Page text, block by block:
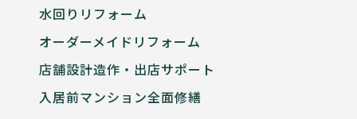
水回りリフォーム
オーダーメイドリフォーム
店舗設計造作・出店サポート
入居前マンション全面修繕